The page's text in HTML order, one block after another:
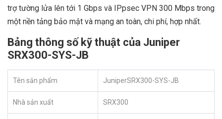
trợ tường lửa lên tới 1 Gbps và IPpsec VPN 300 Mbps trong
một nền tảng bảo mật và mạng an toàn, chi phí, hợp nhất.
Bảng thông số kỹ thuật của Juniper
SRX300-SYS-JB
Tên sản phẩm JuniperSRX300-SYS-JB
Nhà sản xuất SRX300